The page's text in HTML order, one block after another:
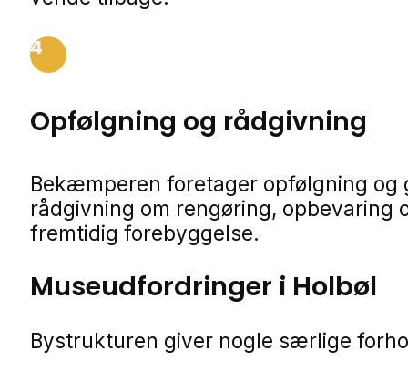
4
Opfølgning og rådgivning
Bekæmperen foretager opfølgning og
rådgivning om rengøring, opbevaring
fremtidig forebyggelse.
Museudfordringer i Holbøl
Bystrukturen giver nogle særlige